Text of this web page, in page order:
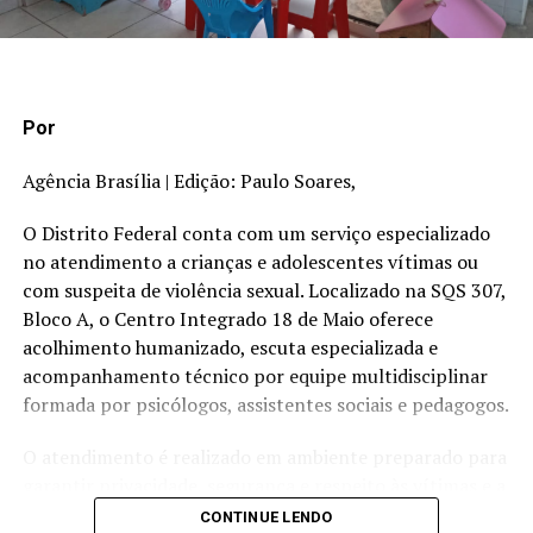
todo alegria. “Estou muito feliz”, disse. “Foram nove
anos de espera. Eu penso no soldador, no serralheiro, na
administrativas”.
A subsecretária de Difusão e Diversidade Cultural da
agradecer a essas pessoas, pois são muitos sonhos
reunidos num só”, declarou. “Quando eu pus o pé nessa
avenida pela primeira vez, vi nos olhos de muita gente a
dúvida: ‘será que vai ter carnaval?’ Hoje eu ouvi tanto
‘obrigado’ que valeu a minha vida”.
Tradição africana
Por
Agência Brasília | Edição: Paulo Soares,
O Distrito Federal conta com um serviço especializado
no atendimento a crianças e adolescentes vítimas ou
com suspeita de violência sexual. Localizado na SQS 307,
Bloco A, o Centro Integrado 18 de Maio oferece
acolhimento humanizado, escuta especializada e
acompanhamento técnico por equipe multidisciplinar
formada por psicólogos, assistentes sociais e pedagogos.
seus familiares. Um dos principais diferenciais do serviço
CONTINUE LENDO